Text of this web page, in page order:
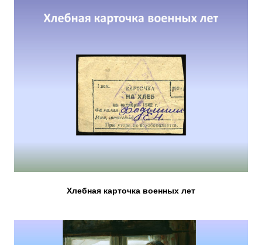
Хлебная карточка военных лет